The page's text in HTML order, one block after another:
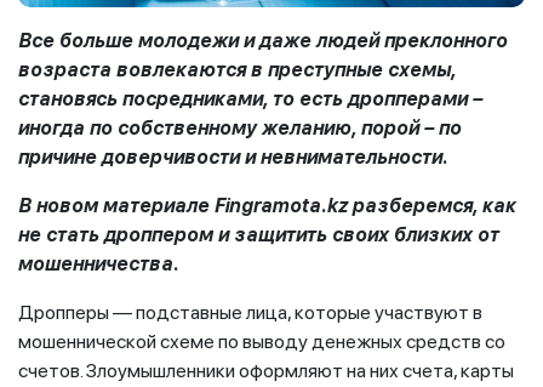
Все больше молодежи и даже людей преклонного
возраста вовлекаются в преступные схемы,
становясь посредниками, то есть дропперами –
иногда по собственному желанию, порой – по
причине доверчивости и невнимательности.
В новом материале Fingramota.kz разберемся, как
не стать дроппером и защитить своих близких от
мошенничества.
Дропперы — подставные лица, которые участвуют в
мошеннической схеме по выводу денежных средств со
счетов. Злоумышленники оформляют на них счета, карты